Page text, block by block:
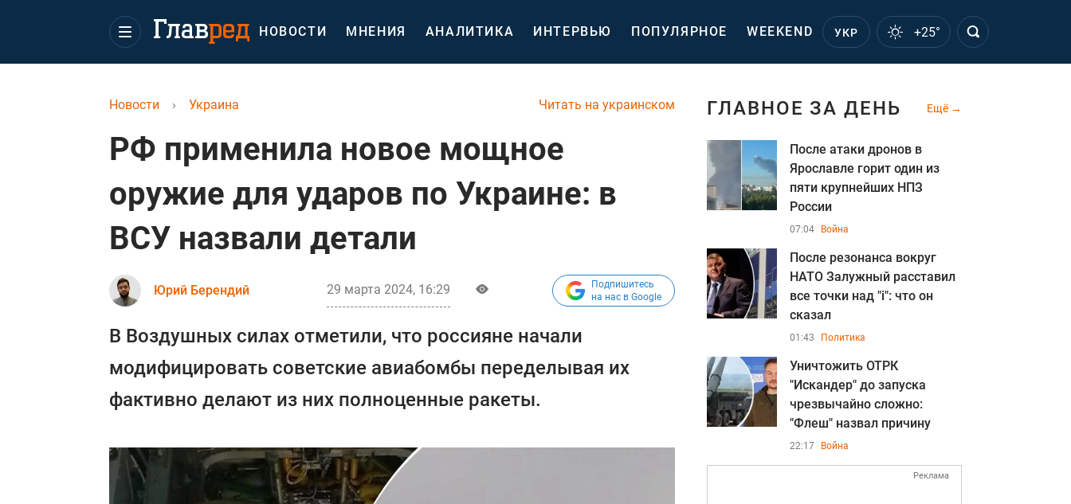
НОВОСТИ МНЕНИЯ АНАЛИТИКА ИНТЕРВЬЮ ПОПУЛЯРНОЕ WEEKEND УКР +25°
Читать на украинском
Новости › Украина
РФ применила новое мощное
оружие для ударов по Украине: в
ВСУ назвали детали
Юрий Берендий 29 марта 2024, 16:29
Подпишитесь
на нас в Google
В Воздушных силах отметили, что россияне начали
модифицировать советские авиабомбы переделывая их
фактивно делают из них полноценные ракеты.
ГЛАВНОЕ ЗА ДЕНЬ Ещё
После атаки дронов в
Ярославле горит один из
пяти крупнейших НПЗ
России
07:04 Война
После резонанса вокруг
НАТО Залужный расставил
все точки над "i": что он
сказал
01:43 Политика
Уничтожить ОТРК
"Искандер" до запуска
чрезвычайно сложно:
"Флеш" назвал причину
22:17 Война
Реклама